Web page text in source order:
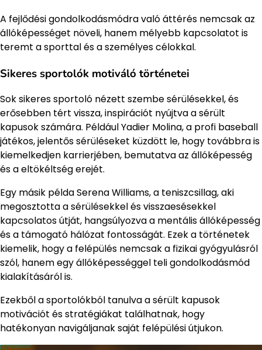
A fejlődési gondolkodásmódra való áttérés nemcsak az
állóképességet növeli, hanem mélyebb kapcsolatot is
teremt a sporttal és a személyes célokkal.
Sikeres sportolók motiváló történetei
Sok sikeres sportoló nézett szembe sérülésekkel, és
erősebben tért vissza, inspirációt nyújtva a sérült
kapusok számára. Például Yadier Molina, a profi baseball
játékos, jelentős sérüléseket küzdött le, hogy továbbra is
kiemelkedjen karrierjében, bemutatva az állóképesség
és a eltökéltség erejét.
Egy másik példa Serena Williams, a teniszcsillag, aki
megosztotta a sérülésekkel és visszaesésekkel
kapcsolatos útját, hangsúlyozva a mentális állóképesség
és a támogató hálózat fontosságát. Ezek a történetek
kiemelik, hogy a felépülés nemcsak a fizikai gyógyulásról
szól, hanem egy állóképességgel teli gondolkodásmód
kialakításáról is.
Ezekből a sportolókból tanulva a sérült kapusok
motivációt és stratégiákat találhatnak, hogy
hatékonyan navigáljanak saját felépülési útjukon.